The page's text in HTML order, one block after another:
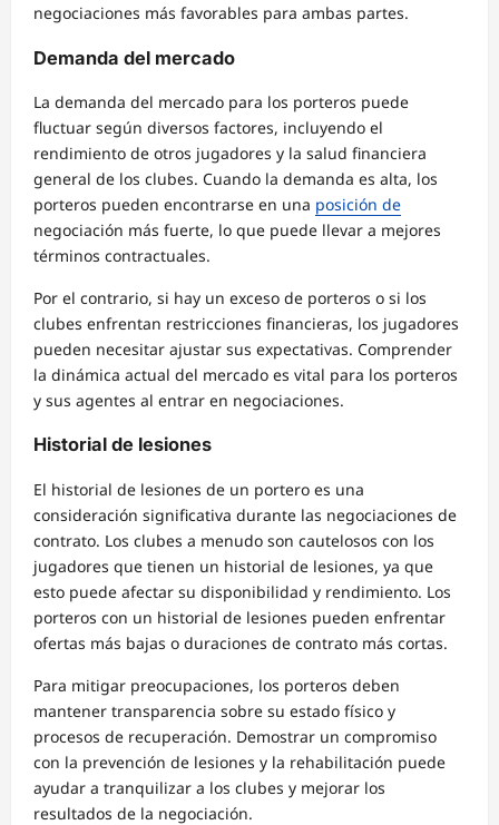
negociaciones más favorables para ambas partes.
Demanda del mercado
La demanda del mercado para los porteros puede
fluctuar según diversos factores, incluyendo el
rendimiento de otros jugadores y la salud financiera
general de los clubes. Cuando la demanda es alta, los
porteros pueden encontrarse en una posición de
negociación más fuerte, lo que puede llevar a mejores
términos contractuales.
Por el contrario, si hay un exceso de porteros o si los
clubes enfrentan restricciones financieras, los jugadores
pueden necesitar ajustar sus expectativas. Comprender
la dinámica actual del mercado es vital para los porteros
y sus agentes al entrar en negociaciones.
Historial de lesiones
El historial de lesiones de un portero es una
consideración significativa durante las negociaciones de
contrato. Los clubes a menudo son cautelosos con los
jugadores que tienen un historial de lesiones, ya que
esto puede afectar su disponibilidad y rendimiento. Los
porteros con un historial de lesiones pueden enfrentar
ofertas más bajas o duraciones de contrato más cortas.
Para mitigar preocupaciones, los porteros deben
mantener transparencia sobre su estado físico y
procesos de recuperación. Demostrar un compromiso
con la prevención de lesiones y la rehabilitación puede
ayudar a tranquilizar a los clubes y mejorar los
resultados de la negociación.